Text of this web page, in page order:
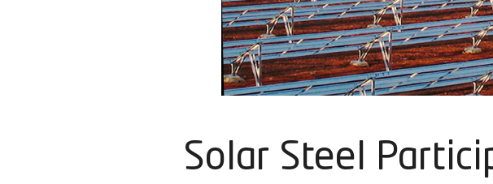
Solar Steel